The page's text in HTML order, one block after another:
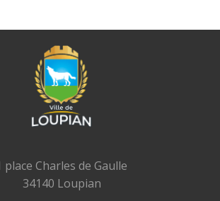
place Charles de Gaulle
34140 Loupian